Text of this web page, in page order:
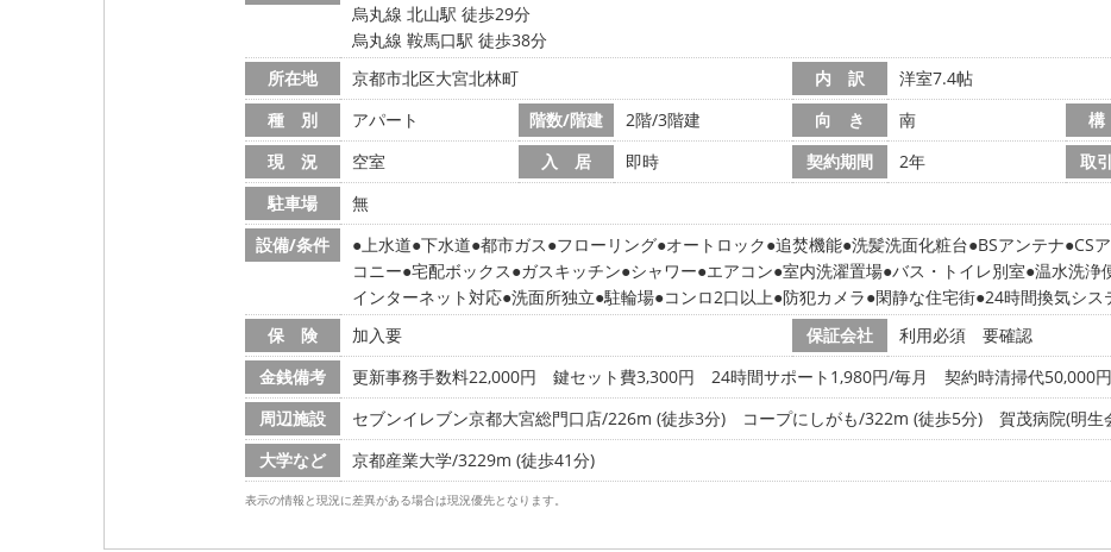
烏丸線 北山駅 徒歩29分
烏丸線 鞍馬口駅 徒歩38分
所在地
京都市北区大宮北林町 内 訳
洋室7.4帖
種 別
アパート 階数/階建 2階/3階建 向 き 南
現 況
空室 入 居 即時 契約期間 2年 取
駐車場
無
設備/条件
上水道 下水道 都市ガス フローリング オートロック 追焚機能 洗髪洗面化粧台 BSアンテナ CS
コニー 宅配ボックス ガスキッチン シャワー エアコン 室内洗濯置場 バス・トイレ別室 温水洗浄
インターネット対応 洗面所独立 駐輪場 コンロ2口以上 防犯カメラ 閑静な住宅街 24時間換気シス
保 険
加入要 保証会社
利用必須 要確認
金銭備考
更新事務手数料22,000円 鍵セット費3,300円 24時間サポート1,980円/毎月 契約時清掃代50,000
周辺施設
セブンイレブン京都大宮総門口店/226m (徒歩3分) コープにしがも/322m (徒歩5分)
賀茂病院(明
大学など
京都産業大学/3229m (徒歩41分)
表示の情報と現況に差異がある場合は現況優先となります。